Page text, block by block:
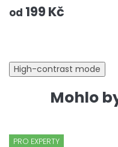
od 199 Kč
High-contrast mode
Mohlo
PRO EXPERTY